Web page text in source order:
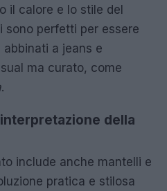
il calore e lo stile del
sono perfetti per essere
a jeans e
ma curato, come
.
della
include anche mantelli e
pratica e stilosa